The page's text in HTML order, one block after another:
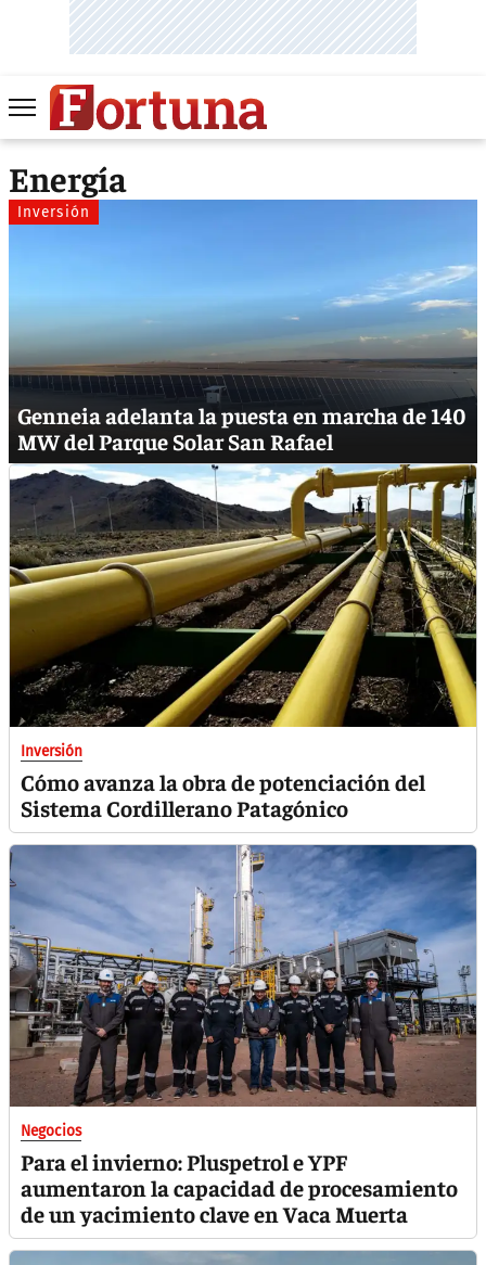
Energía
Inversión
Genneia adelanta la puesta en marcha de 140
MW del Parque Solar San Rafael
Inversión
Cómo avanza la obra de potenciación del
Sistema Cordillerano Patagónico
Negocios
Para el invierno: Pluspetrol e YPF
aumentaron la capacidad de procesamiento
de un yacimiento clave en Vaca Muerta